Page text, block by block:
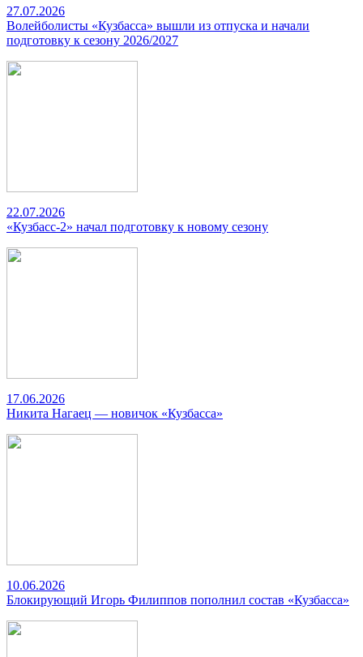
27.07.2026
Волейболисты «Кузбасса» вышли из отпуска и начали
подготовку к сезону 2026/2027
22.07.2026
«Кузбасс-2» начал подготовку к новому сезону
17.06.2026
Никита Нагаец — новичок «Кузбасса»
10.06.2026
Блокирующий Игорь Филиппов пополнил состав «Кузбасса»